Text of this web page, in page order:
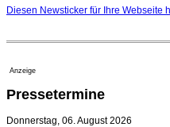
geht 2027
Kammerorchester
Opernhäuser gedenken
Ensemblemitglieder
Diesen Newsticker für Ihre Webseite
Anzeige
Pressetermine
Donnerstag, 06. August 2026